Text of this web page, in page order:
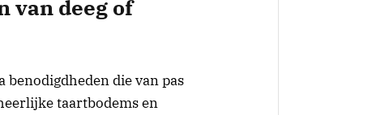
van deeg of
benodigdheden die van pas
taartbodems en